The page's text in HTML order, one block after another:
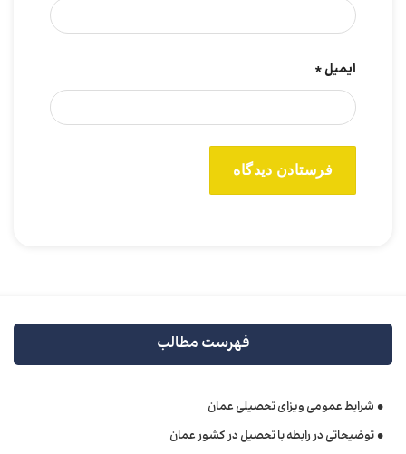
ایمیل*
فهرست مطالب
شرایط عمومی ویزای تحصیلی عمان
توضیحاتی در رابطه با تحصیل در کشور عمان